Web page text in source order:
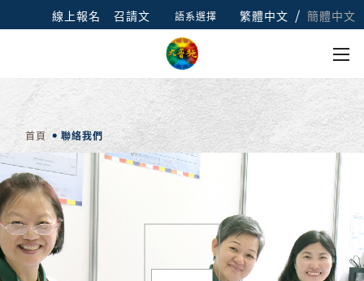
線上報名 召請文 語系選擇 繁體中文 / 簡體中文
首頁 聯絡我們